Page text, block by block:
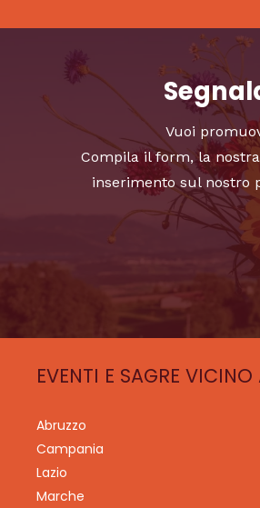
Vuoi
Compila il form, la
inserimento sul nostro
EVENTI E SAGRE VICINO
Abruzzo
Campania
Lazio
Marche